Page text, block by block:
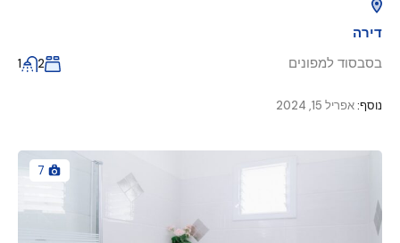
דירה
בסבסוד למפונים
2
1
נוסף:אפריל 15, 2024
7